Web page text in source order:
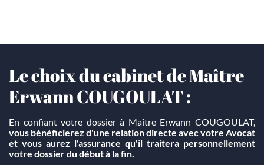
Le choix du cabinet de Maître
Erwann COUGOULAT :
En confiant votre dossier à Maître Erwann COUGOULAT,
vous bénéficierez d'une relation directe avec votre Avocat
et vous aurez l'assurance qu'il traitera personnellement
votre dossier du début à la fin.